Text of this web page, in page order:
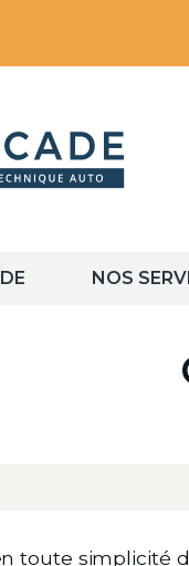
NOS
toute simplicité